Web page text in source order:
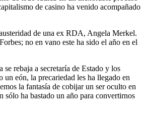
de casino ha venido acompañado
de una ex RDA, Angela Merkel.
no en vano este ha sido el año en el
rebaja a secretaría de Estado y los
un eón, la precariedad les ha llegado en
la fantasía de cobijar un ser oculto en
sólo ha bastado un año para convertirnos